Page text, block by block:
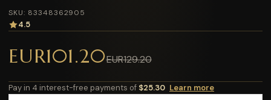
SKU: 83348362905
4.5
EUR101.20EUR129.20
Pay in 4 interest-free payments of $25.30 Learn more